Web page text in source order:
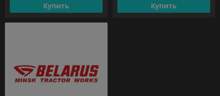
Купить Купить